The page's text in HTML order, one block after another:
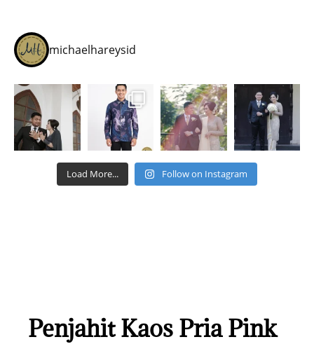
michaelhareysid
Load More... Follow on Instagram
Penjahit Kaos Pria Pink